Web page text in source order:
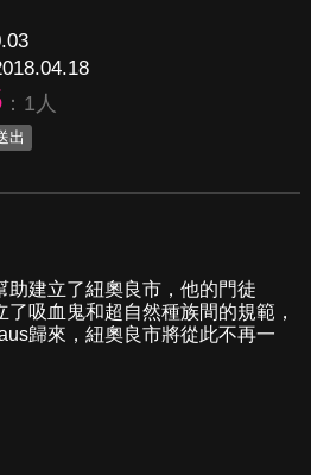
：1人
助建立了紐奧良市，他的門徒
吸血鬼和超自然種族間的規範，
歸來，紐奧良市將從此不再一